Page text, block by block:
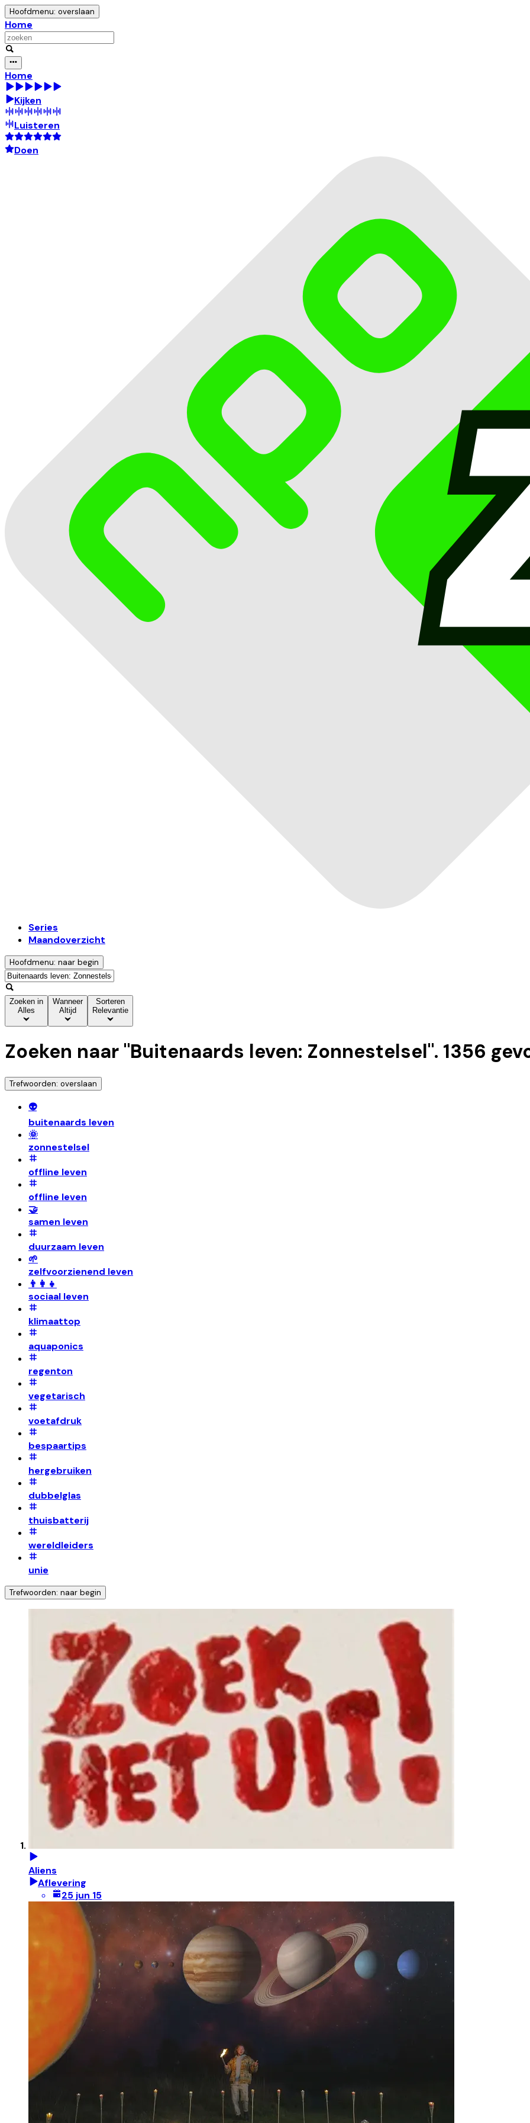
Hoofdmenu: overslaan
Home
Home
Kijken
Luisteren
Doen
Series
Maandoverzicht
Hoofdmenu: naar begin
Zoeken in
Alles
Wanneer
Altijd
Sorteren
Relevantie
Zoeken naar "Buitenaards leven: Zonnestelsel". 1356
Trefwoorden: overslaan
👽
buitenaards leven
🌞
zonnestelsel
offline leven
offline leven
🤝
samen leven
duurzaam leven
🌱
zelfvoorzienend leven
👨‍👩‍👧
sociaal leven
klimaattop
aquaponics
regenton
vegetarisch
voetafdruk
bespaartips
hergebruiken
dubbelglas
thuisbatterij
wereldleiders
unie
Trefwoorden: naar begin
Aliens
Aflevering
25 jun 15